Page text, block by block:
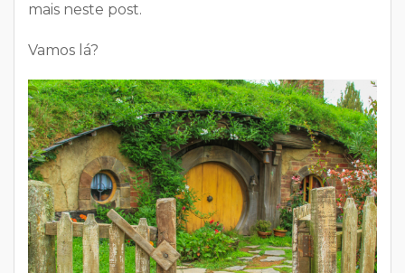
mais neste post.
Vamos lá?